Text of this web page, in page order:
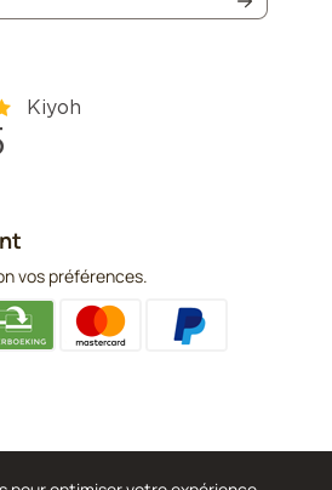
vos préférences.